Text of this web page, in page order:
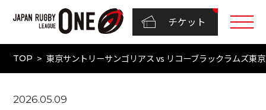
チケット
TOP 東京サントリーサンゴリアス vs リコーブラックラムズ
2026.05.09